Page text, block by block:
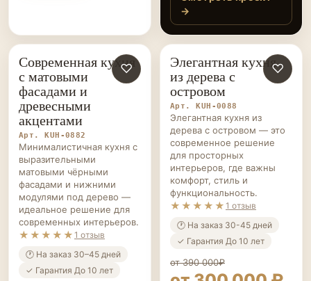
подсветка и
красивое сочетание
цветов. Спасибо
команде за внимание
к деталям!
♡
Современная кухня
с матовыми
фасадами и
древесными
акцентами
Арт. KUH-0882
Минималистичная кухня с
выразительными
фасадами и нижними
модулями под дерево —
идеальное решение для
современных интерьеров.
★★★★★1 отзыв
🕐 На заказ 30–45 дней
✓ Гарантия До 10 лет
от 377 000₽
♡
Элегантная кухня
из дерева с
островом
Арт. KUH-0088
Элегантная кухня из
дерева с островом — это
современное решение
для просторных
интерьеров, где важны
комфорт, стиль и
функциональность.
★★★★★ 1 отзыв
🕐 На заказ 30-45 дней
✓ Гарантия До 10 лет
от 390 000₽
от 300 000 ₽